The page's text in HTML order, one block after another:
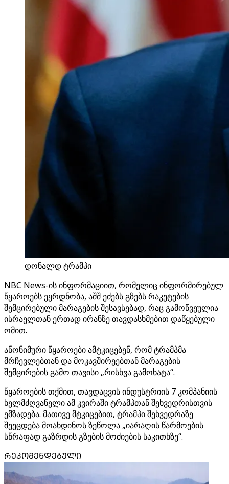
დონალდ ტრამპი
NBC News-ის ინფორმაციით, რომელიც ინფორმირებულ
წყაროებს ეყრდნობა, აშშ ეძებს გზებს რაკეტების
შემცირებული მარაგების შესავსებად, რაც გამოწვეულია
ისრაელთან ერთად ირანზე თავდასხმებით დაწყებული
ომით.
ანონიმური წყაროები ამტკიცებენ, რომ ტრამპმა
მრჩევლებთან და მოკავშირეებთან მარაგების
შემცირების გამო თავისი „რისხვა გამოხატა“.
წყაროების თქმით, თავდაცვის ინდუსტრიის 7 კომპანიის
ხელმძღვანელი ამ კვირაში ტრამპთან შეხვედრისთვის
ემზადება. მათივე მტკიცებით, ტრამპი შეხვედრაზე
შეეცდება მოახდინოს ზეწოლა „იარაღის წარმოების
სწრაფად გაზრდის გზების მოძიების საკითხზე“.
ᲠᲔᲙᲝᲛᲔᲜᲓᲔᲑᲣᲚᲘ